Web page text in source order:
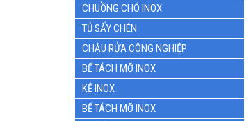
CHUỒNG CHÓ INOX
TỦ SẤY CHÉN
CHẬU RỬA CÔNG NGHIỆP
BỂ TÁCH MỠ INOX
KỆ INOX
BỂ TÁCH MỠ INOX